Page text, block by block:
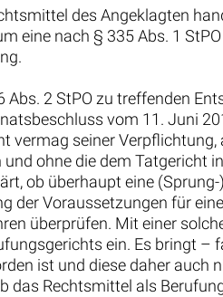
des Angeklagten
eine nach § 335 Abs. 1
2 StPO zu treffenden
vom 11. Juni
vermag seiner
ohne die dem Tatgericht
ob überhaupt eine
der Voraussetzungen für
überprüfen. Mit einer
ein. Es bringt
ist und diese daher
das Rechtsmittel als